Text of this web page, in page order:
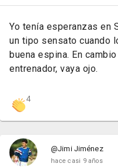
Yo tenía esperanzas en
un tipo sensato cuando
buena espina. En
entrenador, vaya ojo.
4
@Jimi Jiménez
hace casi 9 años